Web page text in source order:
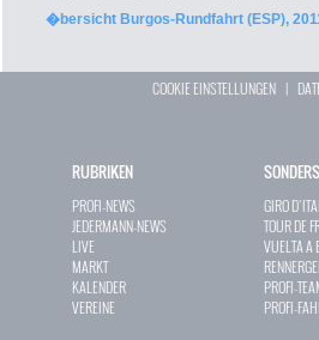
�bersicht Burgos-Rundfahrt (ESP),
COOKIE EINSTELLUNGEN |
RUBRIKEN
PROFI-NEWS
JEDERMANN-NEWS
LIVE
MARKT
KALENDER
VEREINE
GIRO
TOUR DE
VUELTA A
PROFI-
PROFI-